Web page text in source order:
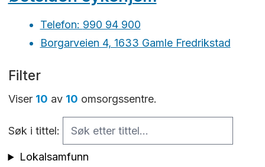
Telefon: 990 94 900
Borgarveien 4, 1633 Gamle Fredrikstad
Filter
Viser 10 av 10 omsorgssentre.
Søk i tittel:
Lokalsamfunn